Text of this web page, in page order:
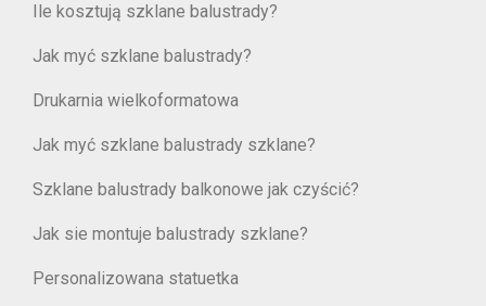
Ile kosztują szklane balustrady?
Jak myć szklane balustrady?
Drukarnia wielkoformatowa
Jak myć szklane balustrady szklane?
Szklane balustrady balkonowe jak czyścić?
Jak sie montuje balustrady szklane?
Personalizowana statuetka